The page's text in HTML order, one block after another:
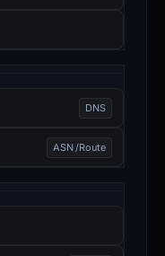
DNS
ASN /Route